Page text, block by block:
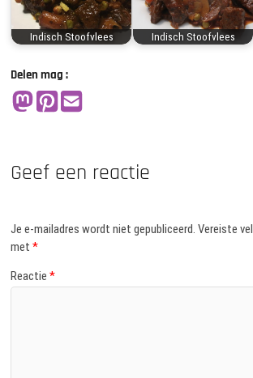
Indisch Stoofvlees Indisch Stoofvlees
Delen mag :
Geef een reactie
Je e-mailadres wordt niet gepubliceerd. Vereiste
met*
Reactie*